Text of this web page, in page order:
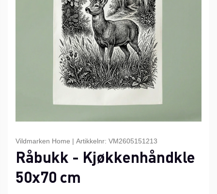
Vildmarken Home | Artikkelnr: VM2605151213
Råbukk - Kjøkkenhåndkle
50x70 cm